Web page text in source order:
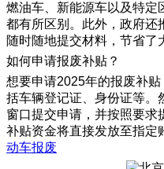
燃油车、新能源车以及特定
都有所区别。此外，政府还
随时随地提交材料，节省了
如何申请报废补贴？
想要申请2025年的报废补
括车辆登记证、身份证等。
窗口提交申请，并按照要求
补贴资金将直接发放至指定
动车报废